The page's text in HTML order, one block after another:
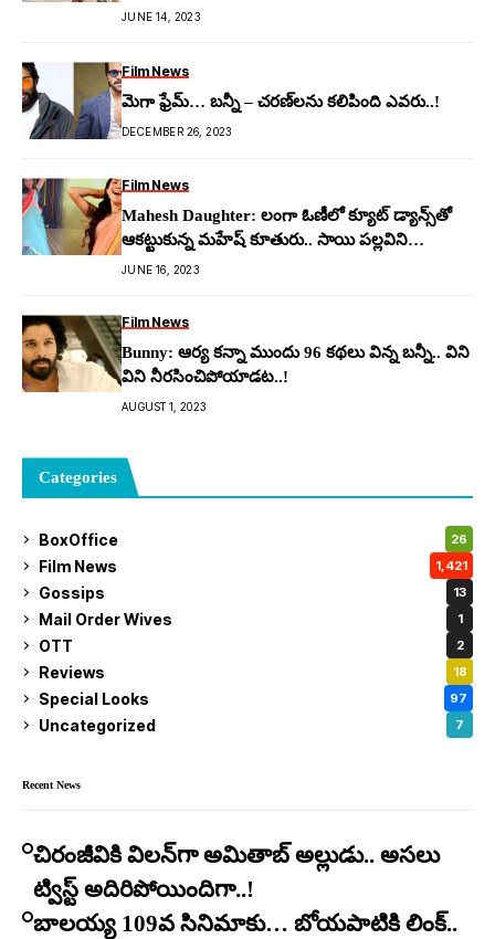
JUNE 14, 2023
Film News
మెగా ఫ్రేమ్… బ‌న్నీ – చ‌ర‌ణ్‌ల‌ను క‌లిపింది ఎవ‌రు..!
DECEMBER 26, 2023
Film News
Mahesh Daughter: లంగా ఓణీలో క్యూట్ డ్యాన్స్‌తో
ఆక‌ట్టుకున్న మ‌హేష్ కూతురు.. సాయి ప‌ల్ల‌విని
మ‌రిపించిందిగా..!
JUNE 16, 2023
Film News
Bunny: ఆర్య కన్నా ముందు 96 క‌థ‌లు విన్న బ‌న్నీ.. విని
విని నీర‌సించిపోయాడ‌ట‌..!
AUGUST 1, 2023
Categories
BoxOffice 26
Film News 1,421
Gossips 13
Mail Order Wives 1
OTT 2
Reviews 18
Special Looks 97
Uncategorized 7
Recent News
చిరంజీవికి విలన్‌గా అమితాబ్ అల్లుడు.. అసలు
ట్విస్ట్ అదిరిపోయిందిగా..!
బాలయ్య 109వ సినిమాకు… బోయపాటికి లింక్..